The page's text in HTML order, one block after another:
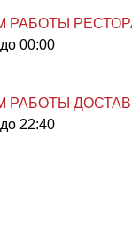
РАБОТЫ
00:00
РАБОТЫ
22:40